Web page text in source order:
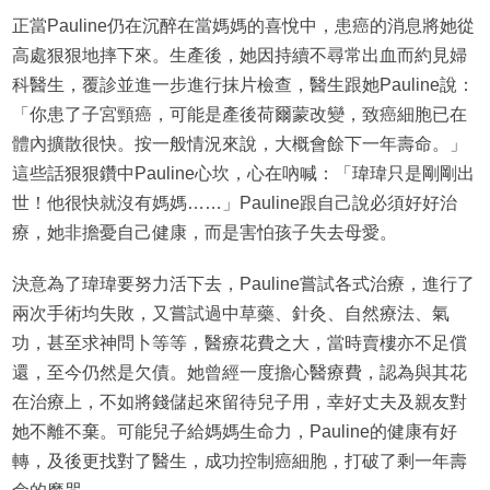
正當Pauline仍在沉醉在當媽媽的喜悅中，患癌的消息將她從
高處狠狠地摔下來。生產後，她因持續不尋常出血而約見婦
科醫生，覆診並進一步進行抹片檢查，醫生跟她Pauline說：
「你患了子宮頸癌，可能是產後荷爾蒙改變，致癌細胞已在
體內擴散很快。按一般情況來說，大概會餘下一年壽命。」
這些話狠狠鑽中Pauline心坎，心在吶喊：「瑋瑋只是剛剛出
世！他很快就沒有媽媽……」Pauline跟自己說必須好好治
療，她非擔憂自己健康，而是害怕孩子失去母愛。
決意為了瑋瑋要努力活下去，Pauline嘗試各式治療，進行了
兩次手術均失敗，又嘗試過中草藥、針灸、自然療法、氣
功，甚至求神問卜等等，醫療花費之大，當時賣樓亦不足償
還，至今仍然是欠債。她曾經一度擔心醫療費，認為與其花
在治療上，不如將錢儲起來留待兒子用，幸好丈夫及親友對
她不離不棄。可能兒子給媽媽生命力，Pauline的健康有好
轉，及後更找對了醫生，成功控制癌細胞，打破了剩一年壽